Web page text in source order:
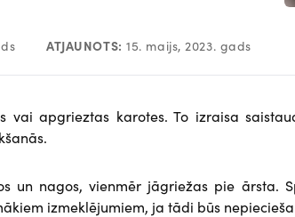
ATJAUNOTS: 15. maijs, 2023. gads
vai apgrieztas karotes. To izraisa
un nagos, vienmēr jāgriežas pie ārsta.
izmeklējumiem, ja tādi būs